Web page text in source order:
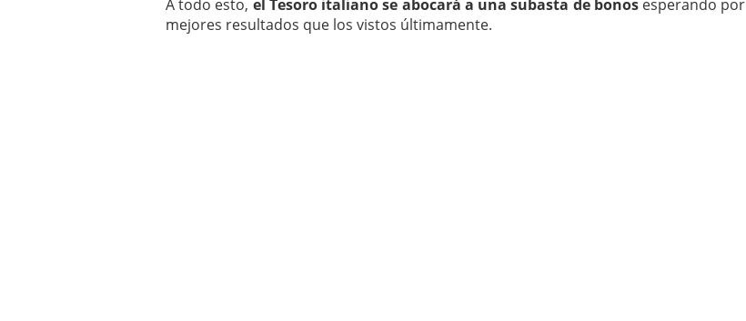
A todo esto, el Tesoro italiano se abocará a una subasta de bonos esperando por
mejores resultados que los vistos últimamente.